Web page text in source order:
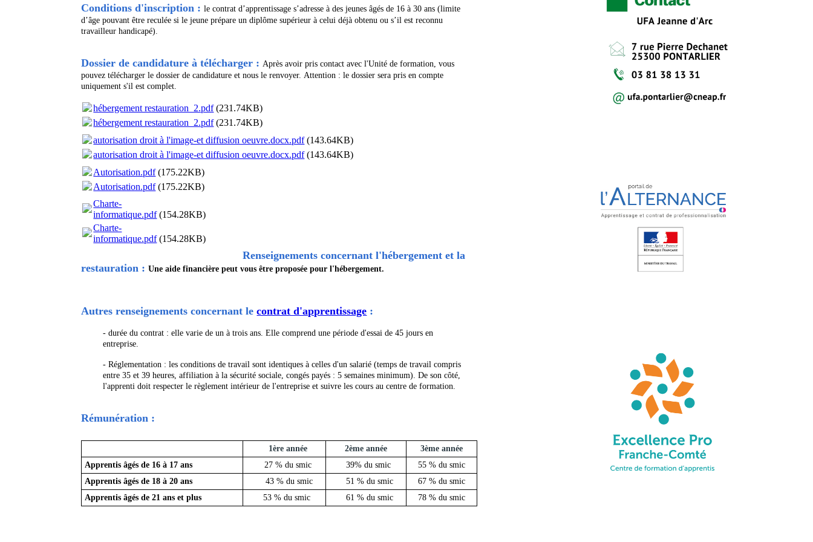
Conditions d'inscription : le contrat d’apprentissage s’adresse à des jeunes âgés de 16 à 30 ans (limite
d’âge pouvant être reculée si le jeune prépare un diplôme supérieur à celui déjà obtenu ou s’il est reconnu
travailleur handicapé).
Dossier de candidature à télécharger : Après avoir pris contact avec l'Unité de formation, vous
pouveztélécharger le dossier de candidature et nous le renvoyer. Attention : le dossier sera pris en compte
uniquement s'il est complet.
hébergement restauration_2.pdf(231.74KB)
hébergement restauration_2.pdf(231.74KB)
autorisation droit à l'image-et diffusion oeuvre.docx.pdf(143.64KB)
autorisation droit à l'image-et diffusion oeuvre.docx.pdf(143.64KB)
Autorisation.pdf(175.22KB)
Autorisation.pdf(175.22KB)
Charte-
informatique.pdf(154.28KB)
Charte-
informatique.pdf(154.28KB)
Renseignements concernant l'hébergement et la
restauration : Une aide financière peut vous être proposée pour l'hébergement.
Autres renseignements concernant lecontrat d'apprentissage :
- durée du contrat : elle varie de un à trois ans. Elle comprend une période d'essai de 45 jours en
entreprise.
- Réglementation : les conditions de travail sont identiques à celles d'un salarié (temps de travail compris
entre 35 et 39 heures, affiliation à la sécurité sociale, congés payés : 5 semaines minimum). De son côté,
l'apprenti doit respecter le règlement intérieur de l'entreprise et suivre les cours au centre de formation.
Rémunération :
1ère année 2ème année
3ème année
Apprentis âgés de 16 à 17 ans
27 % du smic 39% du smic 55% du smic
Apprentis âgés de 18 à 20 ans
43 % du smic 51 % du smic
67 % du smic
Apprentis âgés de 21 ans et plus
53 % du smic 61 % du smic 78 % du smic